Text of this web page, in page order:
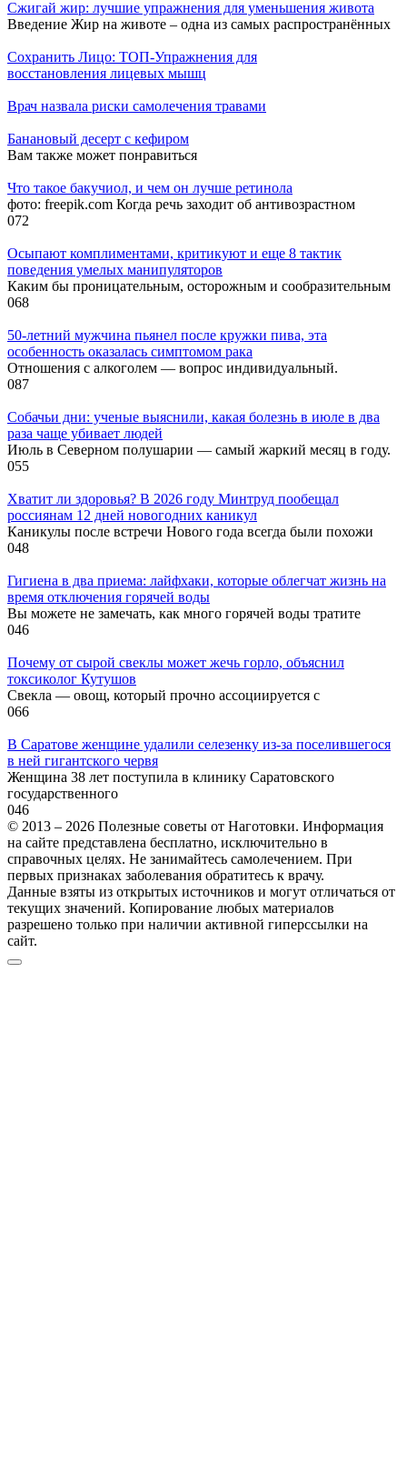
Сжигай жир: лучшие упражнения для уменьшения живота
Введение Жир на животе – одна из самых распространённых
Сохранить Лицо: ТОП-Упражнения для
восстановления лицевых мышц
Врач назвала риски самолечения травами
Банановый десерт с кефиром
Вам также может понравиться
Что такое бакучиол, и чем он лучше ретинола
фото: freepik.com Когда речь заходит об антивозрастном
072
Осыпают комплиментами, критикуют и еще 8 тактик
поведения умелых манипуляторов
Каким бы проницательным, осторожным и сообразительным
068
50-летний мужчина пьянел после кружки пива, эта
особенность оказалась симптомом рака
Отношения с алкоголем — вопрос индивидуальный.
087
Собачьи дни: ученые выяснили, какая болезнь в июле в два
раза чаще убивает людей
Июль в Северном полушарии — самый жаркий месяц в году.
055
Хватит ли здоровья? В 2026 году Минтруд пообещал
россиянам 12 дней новогодних каникул
Каникулы после встречи Нового года всегда были похожи
048
Гигиена в два приема: лайфхаки, которые облегчат жизнь на
время отключения горячей воды
Вы можете не замечать, как много горячей воды тратите
046
Почему от сырой свеклы может жечь горло, объяснил
токсиколог Кутушов
Свекла — овощ, который прочно ассоциируется с
066
В Саратове женщине удалили селезенку из-за поселившегося
в ней гигантского червя
Женщина 38 лет поступила в клинику Саратовского
государственного
046
© 2013 – 2026 Полезные советы от Наготовки. Информация
на сайте представлена бесплатно, исключительно в
справочных целях. Не занимайтесь самолечением. При
первых признаках заболевания обратитесь к врачу.
Данные взяты из открытых источников и могут отличаться от
текущих значений. Копирование любых материалов
разрешено только при наличии активной гиперссылки на
сайт.